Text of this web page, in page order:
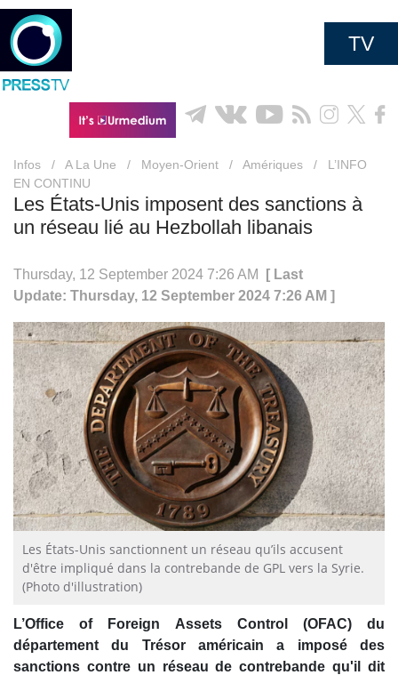
TV
Infos / A La Une / Moyen-Orient / Amériques /
L’INFO
EN CONTINU
Les États-Unis imposent des sanctions à
un réseau lié au Hezbollah libanais
Thursday, 12 September 2024 7:26 AM
[ Last
Update: Thursday, 12 September 2024 7:26 AM ]
Les États-Unis sanctionnent un réseau qu’ils accusent
d'être impliqué dans la contrebande de GPL vers la Syrie.
(Photo d'illustration)
L’Office of Foreign Assets Control (OFAC) du
département du Trésor américain a imposé des
sanctions contre un réseau de contrebande qu'il dit